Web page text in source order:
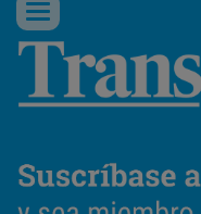
Conmutar
navegación